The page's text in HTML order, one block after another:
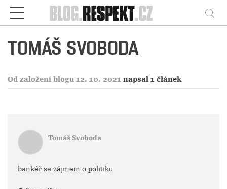
Respekt
TOMÁŠ SVOBODA
Od založení blogu 12. 10. 2021 napsal 1 článek
Tomáš Svoboda
bankéř se zájmem o politiku